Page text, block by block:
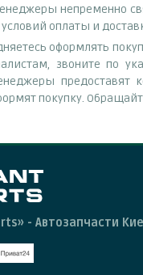
непременно
оплаты и
оформлять
звоните по
предоставят
покупку.
- Автозапчасти